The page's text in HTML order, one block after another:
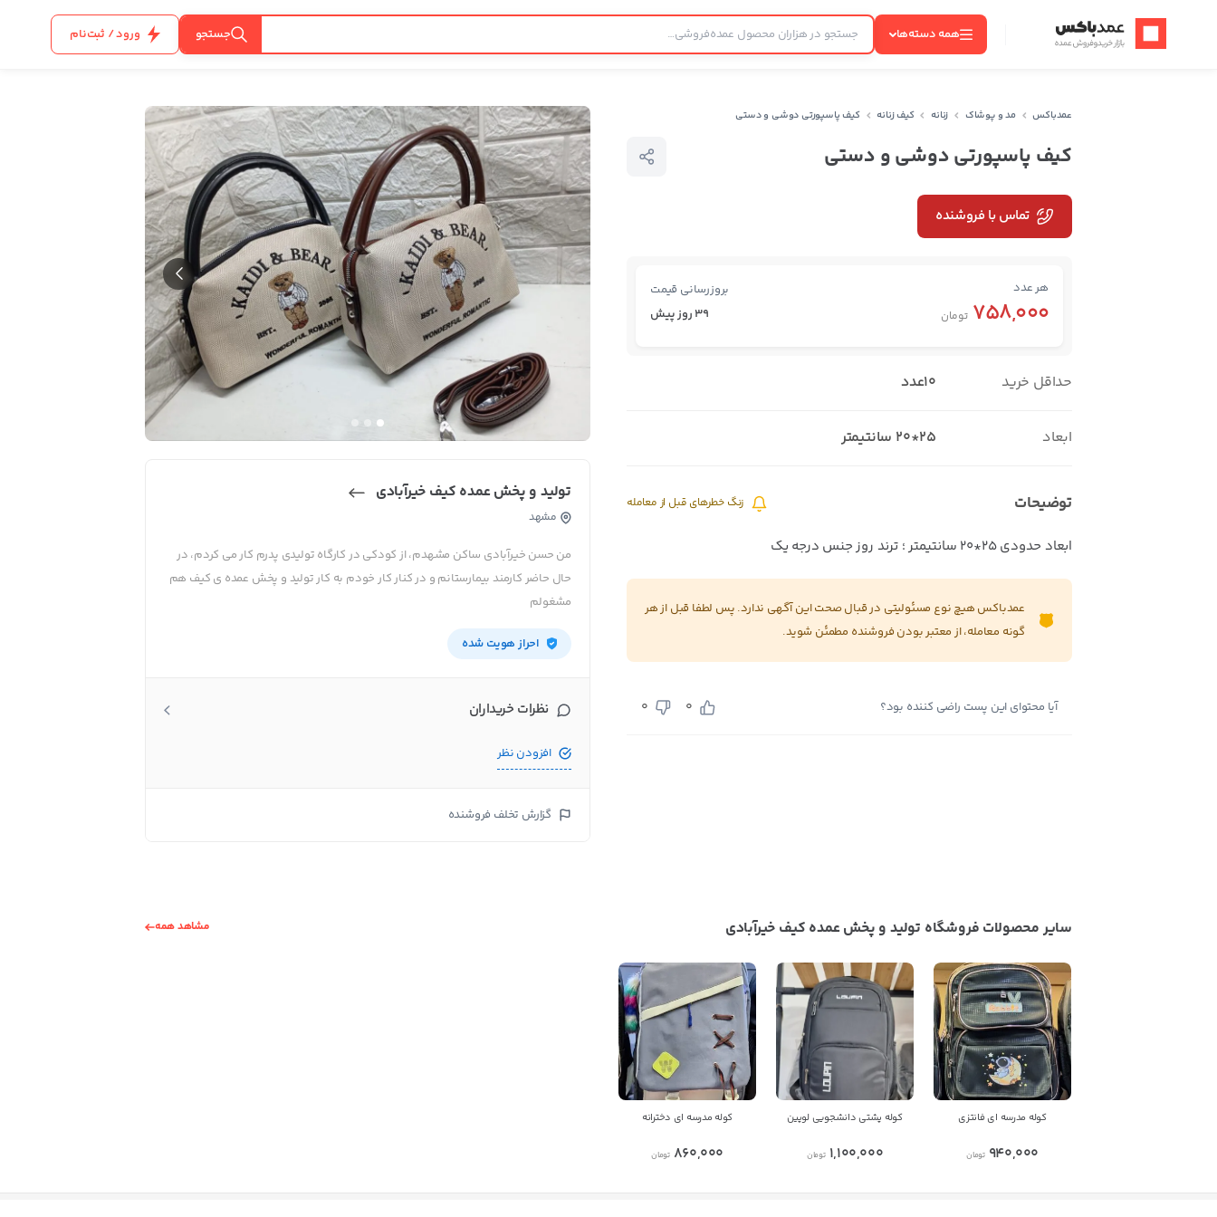
عمدباکس — بازگشت به صفحه اصلی همه دسته‌ها جستجو ورود / ثبت‌نام
عمدباکس مد و پوشاک زنانه کیف زنانه کیف پاسپورتی دوشی و دستی
کیف پاسپورتی دوشی و دستی
تماس با فروشنده
هر عدد بروزرسانی قیمت
758,000 تومان 39 روز پیش
حداقل خرید 10عدد
ابعاد 25*20 سانتیمتر
توضیحات زنگ خطرهای قبل از معامله
ابعاد حدودی 25*20 سانتیمتر ؛ ترند روز جنس درجه یک
عمدباکس هیچ نوع مسئولیتی در قبال صحت این آگهی ندارد. پس لطفا قبل از هر
گونه معامله، از معتبر بودن فروشنده مطمئن شوید.
آیا محتوای این پست راضی کننده بود؟ 0
0
تولید و پخش عمده کیف خیرآبادی
مشهد
من حسن خیرآبادی ساکن مشهدم، از کودکی در کارگاه تولیدی پدرم کار می کردم، در
حال حاضر کارمند بیمارستانم و در کنار کار خودم به کار تولید و پخش عمده ی کیف هم
مشغولم
احراز هویت شده
نظرات خریداران
افزودن نظر
گزارش تخلف فروشنده
سایر محصولات فروشگاه تولید و پخش عمده کیف خیرآبادی مشاهد همه
کوله مدرسه ای فانتزی
940,000 تومان
کوله پشتی دانشجویی لوپین
1,100,000 تومان
کوله مدرسه ای دخترانه
860,000 تومان
اطلاعات تماس
تولید و پخش عمده کیف خیرآبادی
برای مکالمه دقیق ترکد 25229 در عمدباکس
فروشنده اعلام کنید